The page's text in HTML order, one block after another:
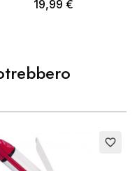
19,99 €
favorite_border